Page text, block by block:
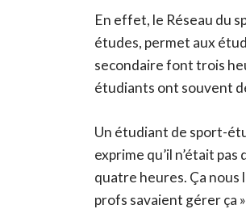
En effet, le Réseau du
études, permet aux
secondaire font trois
étudiants ont souvent
Un étudiant de sport-
exprime qu’il n’était
quatre heures. Ça nous
profs savaient gérer ça